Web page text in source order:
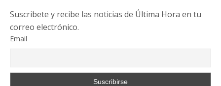
Suscribete y recibe las noticias de Última Hora en tu
correo electrónico.
Email